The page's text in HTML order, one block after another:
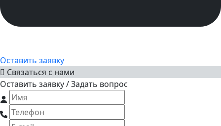
Оставить заявку
Связаться с нами
Оставить заявку / Задать вопрос